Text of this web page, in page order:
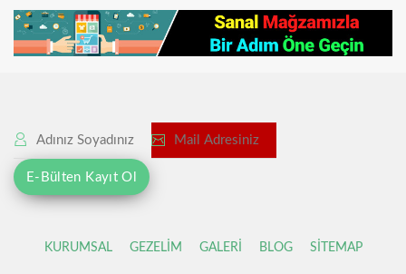
KURUMSAL GEZELİM GALERİ BLOG SİTEMAP